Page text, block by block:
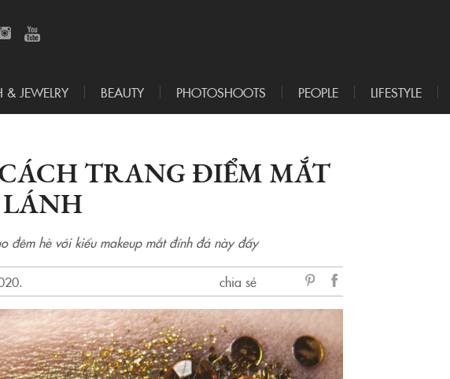
& JEWELRY BEAUTY PHOTOSHOOTS PEOPLE LIFESTYLE
TRANG ĐIỂM MẮT
đêm hè với kiểu makeup mắt đính đá này đấy
chia sẻ